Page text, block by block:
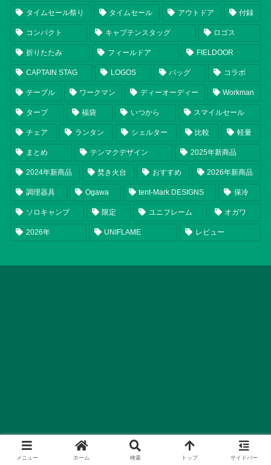
タイムセール祭り タイムセール アウトドア 付録
コンパクト キャプテンスタッグ ロゴス
折りたたみ フィールドア FIELDOOR
CAPTAIN STAG LOGOS バッグ コラボ
テーブル ワークマン ディーオーディー Workman
タープ 福袋 いつから スマイルセール
チェア ランタン シェルター 比較 軽量
まとめ テンマクデザイン 2025年新商品
2024年新商品 焚き火台 おすすめ 2026年新商品
調理器具 Ogawa tent-Mark DESIGNS 保冷
ソロキャンプ 限定 ユニフレーム オガワ
2026年 UNIFLAME レビュー
メニュー ホーム 検索 トップ サイドバー